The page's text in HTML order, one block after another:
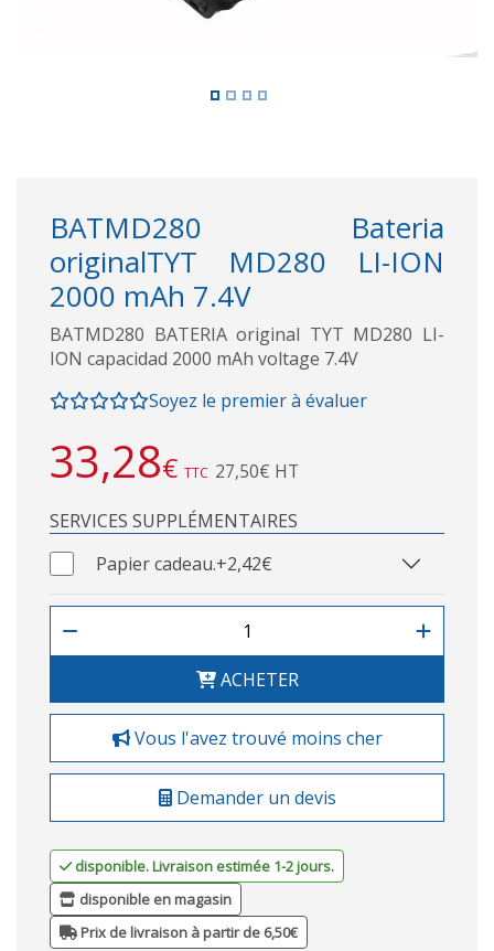
BATMD280 Bateria
originalTYT MD280 LI-ION
2000 mAh 7.4V
BATMD280 BATERIA original TYT MD280 LI-
ION capacidad 2000 mAh voltage 7.4V
Soyez le premier à évaluer
33,28€ TTC 27,50€ HT
SERVICES SUPPLÉMENTAIRES
Papier cadeau.+2,42€
ACHETER
Vous l'avez trouvé moins cher
Demander un devis
disponible. Livraison estimée 1-2 jours.
disponible en magasin
Prix de livraison à partir de 6,50€